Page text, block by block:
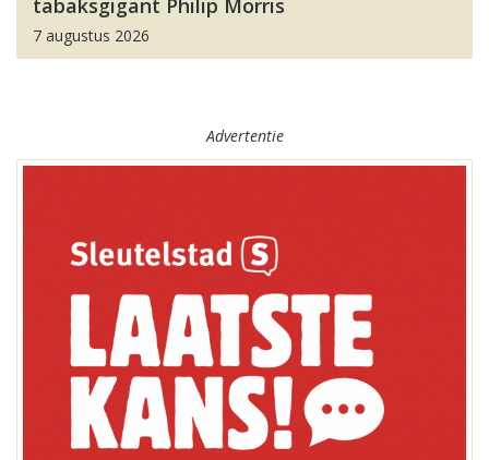
tabaksgigant Philip Morris
7 augustus 2026
Advertentie